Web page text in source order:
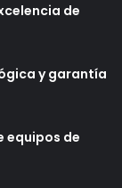
de
y garantía
equipos de